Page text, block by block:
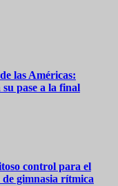
las Américas:
pase a la final
control para el
gimnasia rítmica